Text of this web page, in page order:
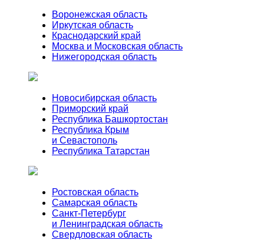
Воронежская область
Иркутская область
Краснодарский край
Москва и Московская область
Нижегородская область
Новосибирская область
Приморский край
Республика Башкортостан
Республика Крым
и Севастополь
Республика Татарстан
Ростовская область
Самарская область
Санкт-Петербург
и Ленинградская область
Свердловская область